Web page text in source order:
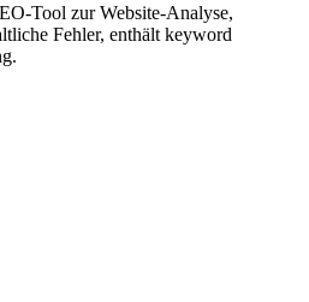
Tool zur Website-Analyse,
Fehler, enthält keyword